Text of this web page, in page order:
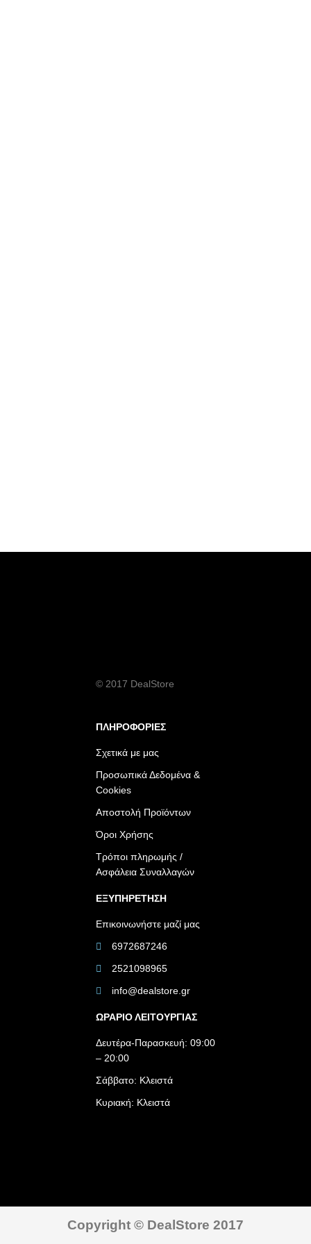
© 2017 DealStore
ΠΛΗΡΟΦΟΡΙΕΣ
Σχετικά με μας
Προσωπικά Δεδομένα &
Cookies
Αποστολή Προϊόντων
Όροι Χρήσης
Τρόποι πληρωμής /
Ασφάλεια Συναλλαγών
ΕΞΥΠΗΡΕΤΗΣΗ
Επικοινωνήστε μαζί μας
6972687246
2521098965
info@dealstore.gr
ΩΡΑΡΙΟ ΛΕΙΤΟΥΡΓΙΑΣ​
Δευτέρα-Παρασκευή: 09:00
– 20:00
Σάββατο: Κλειστά
Κυριακή: Κλειστά
Copyright © DealStore 2017